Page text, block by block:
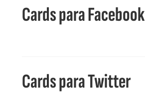
Cards para Facebook
Cards para Twitter